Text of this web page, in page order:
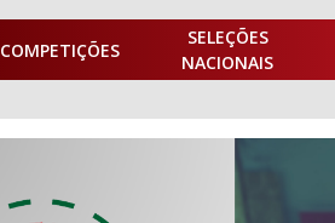
COMPETIÇÕES
SELEÇÕES
NACIONAIS